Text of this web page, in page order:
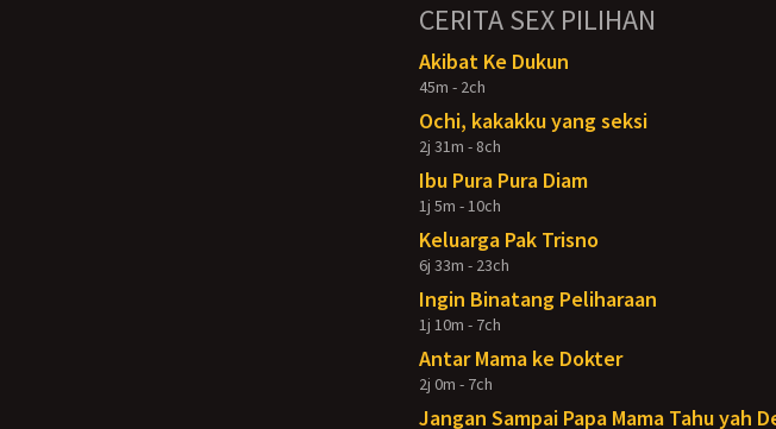
CERITA SEX PILIHAN
Akibat Ke Dukun
45m - 2ch
Ochi, kakakku yang seksi
2j 31m - 8ch
Ibu Pura Pura Diam
1j 5m - 10ch
Keluarga Pak Trisno
6j 33m - 23ch
Ingin Binatang Peliharaan
1j 10m - 7ch
Antar Mama ke Dokter
2j 0m - 7ch
Jangan Sampai Papa Mama Tahu yah